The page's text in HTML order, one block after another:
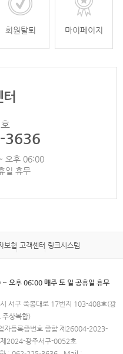
회원탈퇴 마이페이지
3636
오후 06:00
일 휴무
보험 고객센터 링크시스템
오후 06:00 매주 토 일 공휴일 휴무
서구 죽봉대로 17번지 103-408호(광
주상복합)
자등록증번호 종합 제26004-2023-
2024-광주서구-0052호